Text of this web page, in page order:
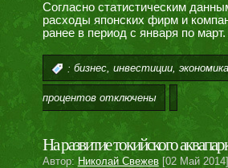
Согласно статистическим
расходы японских фирм и
ранее в период с января по март.
: бизнес, инвестиции, экономика
процентовотключены
На развитие токийского
Автор: Николай Свежев[02 Май